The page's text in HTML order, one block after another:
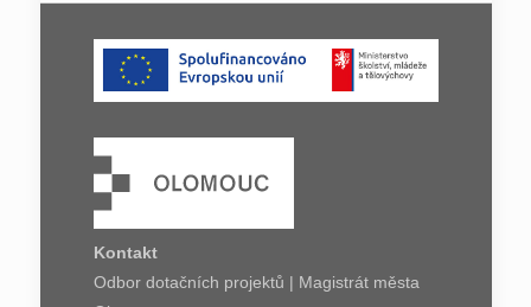
Kontakt
Odbor dotačních projektů | Magistrát města